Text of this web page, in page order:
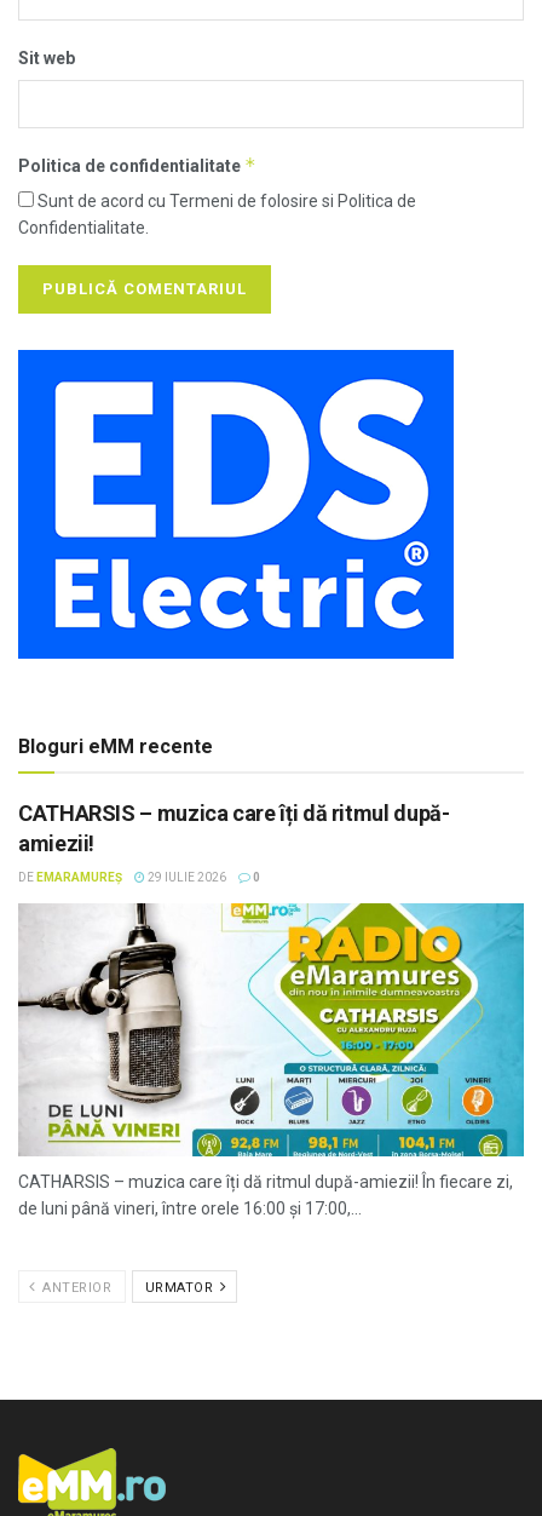
Sit web
Politica de confidentialitate *
Sunt de acord cu Termeni de folosire si Politica de
Confidentialitate.
Bloguri eMM recente
CATHARSIS – muzica care îți dă ritmul după-
amiezii!
DE EMARAMUREȘ 29 IULIE 2026 0
CATHARSIS – muzica care îți dă ritmul după-amiezii! În fiecare zi,
de luni până vineri, între orele 16:00 și 17:00,...
ANTERIOR URMATOR